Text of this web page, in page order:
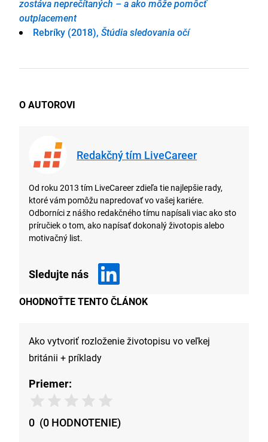
zostáva neprečítaných – a ako môže pomôcť
outplacement
Rebríky (2018), Štúdia sledovania očí
O AUTOROVI
Redakčný tím LiveCareer
Od roku 2013 tím LiveCareer zdieľa tie najlepšie rady,
ktoré vám pomôžu napredovať vo vašej kariére.
Odborníci z nášho redakčného tímu napísali viac ako sto
príručiek o tom, ako napísať dokonalý životopis alebo
motivačný list.
Sledujte nás
OHODNOŤTE TENTO ČLÁNOK
Ako vytvoriť rozloženie životopisu vo veľkej
británii + príklady
Priemer:
0 (0 HODNOTENIE)